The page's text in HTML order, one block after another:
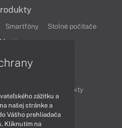
Smartfóny
Stolné počítače
Monitory
Produkty
Videá
zážitku a
našej stránke a
Vášho prehliadača
Kliknutím na